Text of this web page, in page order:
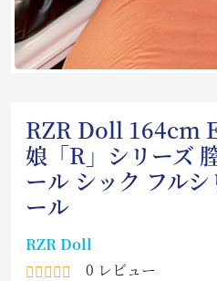
RZR Doll 164cm
娘「R」シリーズ
ール シック フル
ール
RZR Doll
0 レビュー